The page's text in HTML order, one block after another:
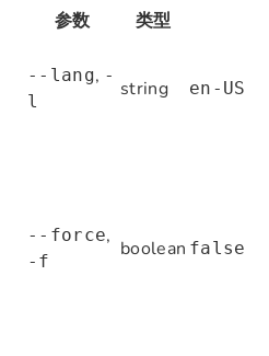
参数 类型
--lang, -
l
string en-US
--force,
-f
boolean false